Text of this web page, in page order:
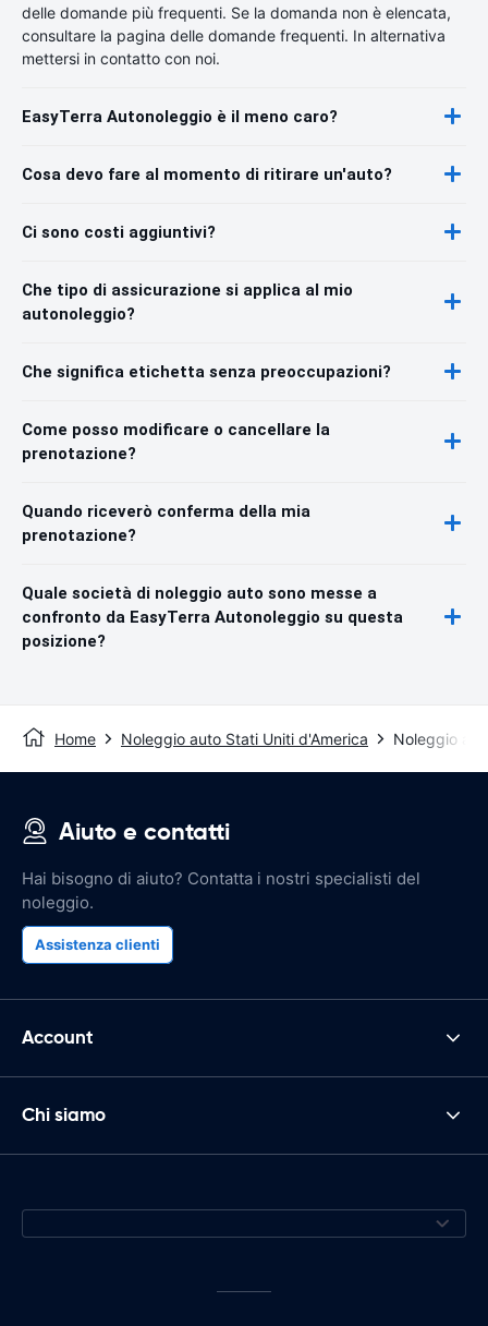
delle domande più frequenti. Se la domanda non è elencata,
consultare la pagina delle domande frequenti. In alternativa
mettersi in contatto con noi.
EasyTerra Autonoleggio è il meno caro?
Cosa devo fare al momento di ritirare un'auto?
Ci sono costi aggiuntivi?
Che tipo di assicurazione si applica al mio
autonoleggio?
Che significa etichetta senza preoccupazioni?
Come posso modificare o cancellare la
prenotazione?
Quando riceverò conferma della mia
prenotazione?
Quale società di noleggio auto sono messe a
confronto da EasyTerra Autonoleggio su questa
posizione?
Home Noleggio auto Stati Uniti d'America Noleggio
Aiuto e contatti
Hai bisogno di aiuto? Contatta i nostri specialisti del
noleggio.
Assistenza clienti
Account
Chi siamo